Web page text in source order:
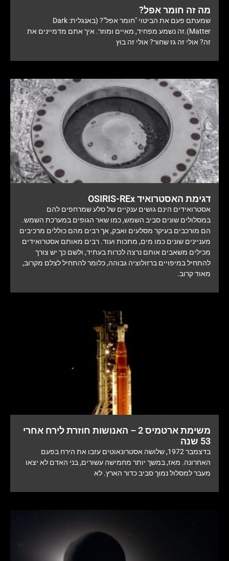
מה זה חומר אפל?
שמעתם פעם את הביטוי "חומר אפל"? (באנגלית: Dark
Matter).זה נשמע מפחיד, מאיים ומוזר. איך אתם מדמיינים את
זה? אולי זה גז שחור? אולי זה בוץ
דגימת האסטרואיד OSIRIS-REx
אסטרואידים הינם גושים ענקיים של סלע שמרחפים להם
במסלולים שונים סביב השמש, כמו שאר הגופים במערכת השמש.
הם מורכבים בעיקר מסלעים ואבק, אך רבים מהם כוללים מרכיבים
מעניינים שונים כמו מים, מתכות ועוד. רבים מאותם אסטרואידים
מכילים משאבים אותם נרצה לכרות בעתיד, ולשם כך יש צורך
להתחיל במיפויים ברזולוציה גבוהה, כלומר להתחיל לצלם מקרוב,
מאוד קרוב.
משימת ארטמיס 2 – האנושות חוזרת לירח אחרי
53 שנה
בדצמבר 1972, שלושה אסטרונאוטים עזבו את הירח בפעם
האחרונה. מאז, במשך יותר מחמישה עשורים, בני האדם לא יצאו
מעבר למסלול נמוך סביב כדור הארץ. לא